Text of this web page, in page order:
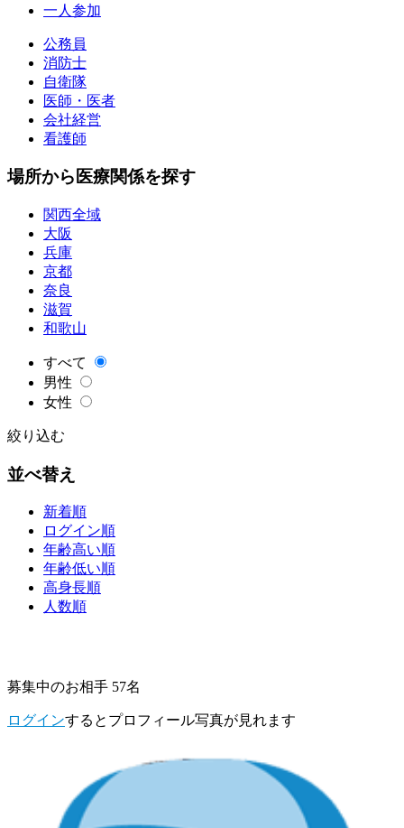
一人参加
公務員
消防士
自衛隊
医師・医者
会社経営
看護師
場所から医療関係を探す
関西全域
大阪
兵庫
京都
奈良
滋賀
和歌山
すべて
男性
女性
絞り込む
並べ替え
新着順
ログイン順
年齢高い順
年齢低い順
高身長順
人数順
募集中のお相手 57名
ログインするとプロフィール写真が見れます